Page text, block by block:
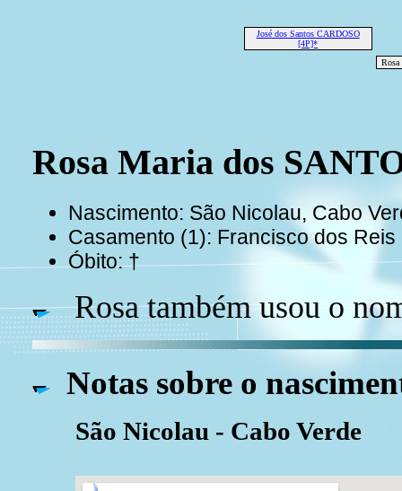
José dos Santos CARDOSO
[4P]*
Rosa Maria dos
Nascimento: São Nicolau, Cabo
Casamento (1): Francisco dos Reis
Óbito: †
Rosa também usou o
Notas sobre o
São Nicolau - Cabo Verde